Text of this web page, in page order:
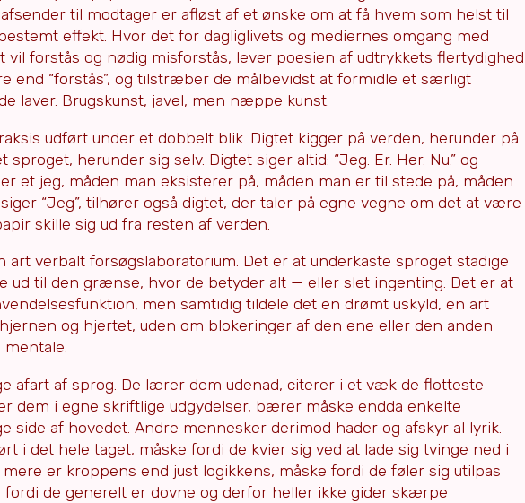
til modtager er afløst af et ønske om at få hvem som helst til
effekt. Hvor det for dagliglivets og mediernes omgang med
forstås og nødig misforstås, lever poesien af udtrykkets flertydighed
end “forstås”, og tilstræber de målbevidst at formidle et særligt
laver. Brugskunst, javel, men næppe kunst.
udført under et dobbelt blik. Digtet kigger på verden, herunder på
herunder sig selv. Digtet siger altid: “Jeg. Er. Her. Nu.” og
et jeg, måden man eksisterer på, måden man er til stede på, måden
“Jeg”, tilhører også digtet, der taler på egne vegne om det at være
skille sig ud fra resten af verden.
verbalt forsøgslaboratorium. Det er at underkaste sproget stadige
til den grænse, hvor de betyder alt — eller slet ingenting. Det er at
men samtidig tildele det en drømt uskyld, en art
og hjertet, uden om blokeringer af den ene eller den anden
afart af sprog. De lærer dem udenad, citerer i et væk de flotteste
i egne skriftlige udgydelser, bærer måske endda enkelte
side af hovedet. Andre mennesker derimod hader og afskyr al lyrik.
i det hele taget, måske fordi de kvier sig ved at lade sig tvinge ned i
er kroppens end just logikkens, måske fordi de føler sig utilpas
fordi de generelt er dovne og derfor heller ikke gider skærpe